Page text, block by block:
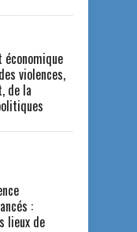
violences,
de la
:
lieux de